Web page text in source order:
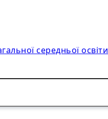
середньої освіти